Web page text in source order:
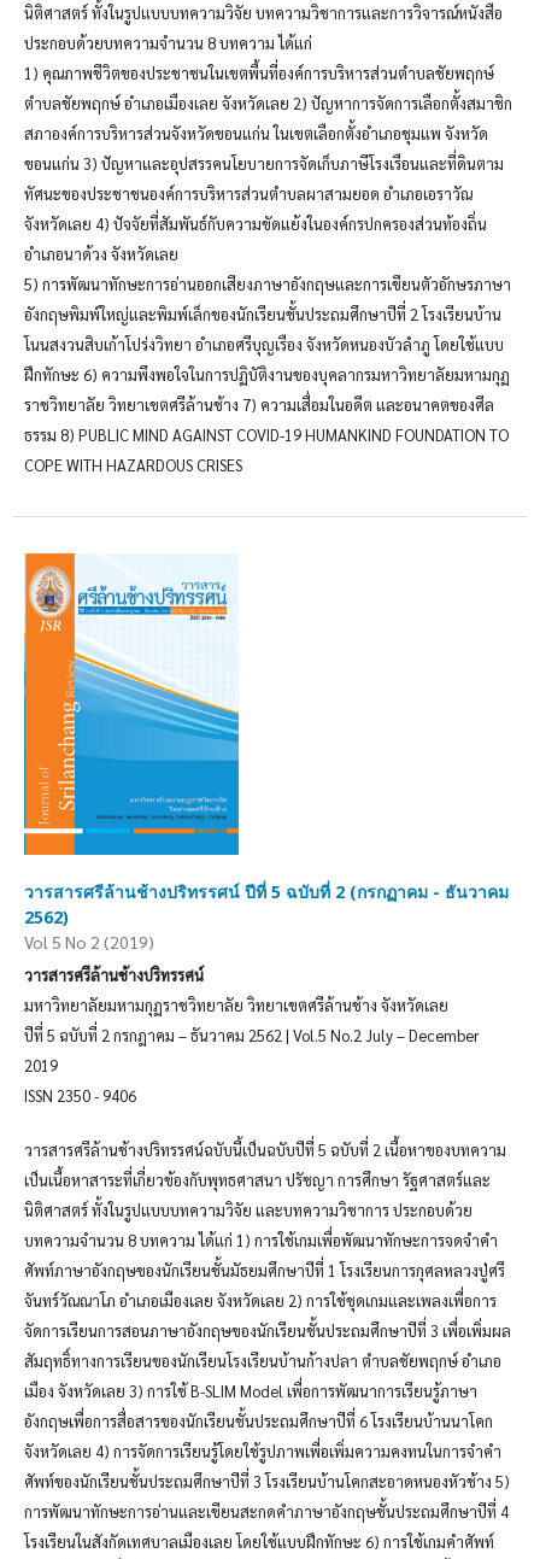
นิติศาสตร์ ทั้งในรูปแบบบทความวิจัย บทความวิชาการและการวิจารณ์หนังสือ
ประกอบด้วยบทความจำนวน 8 บทความ ได้แก่
1) คุณภาพชีวิตของประชาชนในเขตพื้นที่องค์การบริหารส่วนตำบลชัยพฤกษ์
ตำบลชัยพฤกษ์ อำเภอเมืองเลย จังหวัดเลย 2) ปัญหาการจัดการเลือกตั้งสมาชิก
สภาองค์การบริหารส่วนจังหวัดขอนแก่น ในเขตเลือกตั้งอำเภอชุมแพ จังหวัด
ขอนแก่น 3) ปัญหาและอุปสรรคนโยบายการจัดเก็บภาษีโรงเรือนและที่ดินตาม
ทัศนะของประชาชนองค์การบริหารส่วนตำบลผาสามยอด อำเภอเอราวัณ
จังหวัดเลย 4) ปัจจัยที่สัมพันธ์กับความขัดแย้งในองค์กรปกครองส่วนท้องถิ่น
อำเภอนาด้วง จังหวัดเลย
5) การพัฒนาทักษะการอ่านออกเสียงภาษาอังกฤษและการเขียนตัวอักษรภาษา
อังกฤษพิมพ์ใหญ่และพิมพ์เล็กของนักเรียนชั้นประถมศึกษาปีที่ 2 โรงเรียนบ้าน
โนนสงวนสิบเก้าโปร่งวิทยา อำเภอศรีบุญเรือง จังหวัดหนองบัวลำภู โดยใช้แบบ
ฝึกทักษะ 6) ความพึงพอใจในการปฏิบัติงานของบุคลากรมหาวิทยาลัยมหามกุฏ
ราชวิทยาลัย วิทยาเขตศรีล้านช้าง 7) ความเสื่อมในอดีต และอนาคตของศีล
ธรรม 8) PUBLIC MIND AGAINST COVID-19 HUMANKIND FOUNDATION TO
COPE WITH HAZARDOUS CRISES
วารสารศรีล้านช้างปริทรรศน์ ปีที่ 5 ฉบับที่ 2 (กรกฏาคม - ธันวาคม
2562)
Vol 5 No 2 (2019)
วารสารศรีล้านช้างปริทรรศน์
มหาวิทยาลัยมหามกุฏราชวิทยาลัย วิทยาเขตศรีล้านช้าง จังหวัดเลย
ปีที่ 5 ฉบับที่ 2 กรกฎาคม – ธันวาคม 2562 | Vol.5 No.2 July – December
2019
ISSN 2350 - 9406
วารสารศรีล้านช้างปริทรรศน์ฉบับนี้เป็นฉบับปีที่ 5 ฉบับที่ 2 เนื้อหาของบทความ
เป็นเนื้อหาสาระที่เกี่ยวข้องกับพุทธศาสนา ปรัชญา การศึกษา รัฐศาสตร์และ
นิติศาสตร์ ทั้งในรูปแบบบทความวิจัย และบทความวิชาการ ประกอบด้วย
บทความจำนวน 8 บทความ ได้แก่ 1) การใช้เกมเพื่อพัฒนาทักษะการจดจำคำ
ศัพท์ภาษาอังกฤษของนักเรียนชั้นมัธยมศึกษาปีที่ 1 โรงเรียนการกุศลหลวงปู่ศรี
จันทร์วัณณาโภ อำเภอเมืองเลย จังหวัดเลย 2) การใช้ชุดเกมและเพลงเพื่อการ
จัดการเรียนการสอนภาษาอังกฤษของนักเรียนชั้นประถมศึกษาปีที่ 3 เพื่อเพิ่มผล
สัมฤทธิ์ทางการเรียนของนักเรียนโรงเรียนบ้านก้างปลา ตำบลชัยพฤกษ์ อำเภอ
เมือง จังหวัดเลย 3) การใช้ B-SLIM Model เพื่อการพัฒนาการเรียนรู้ภาษา
อังกฤษเพื่อการสื่อสารของนักเรียนชั้นประถมศึกษาปีที่ 6 โรงเรียนบ้านนาโคก
จังหวัดเลย 4) การจัดการเรียนรู้โดยใช้รูปภาพเพื่อเพิ่มความคงทนในการจำคำ
ศัพท์ของนักเรียนชั้นประถมศึกษาปีที่ 3 โรงเรียนบ้านโคกสะอาดหนองหัวช้าง 5)
การพัฒนาทักษะการอ่านและเขียนสะกดคำภาษาอังกฤษชั้นประถมศึกษาปีที่ 4
โรงเรียนในสังกัดเทศบาลเมืองเลย โดยใช้แบบฝึกทักษะ 6) การใช้เกมคำศัพท์